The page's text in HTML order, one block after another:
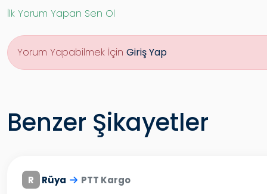
İlk Yorum Yapan Sen Ol
Yorum Yapabilmek İçin Giriş Yap
Benzer Şikayetler
R Rüya PTT Kargo